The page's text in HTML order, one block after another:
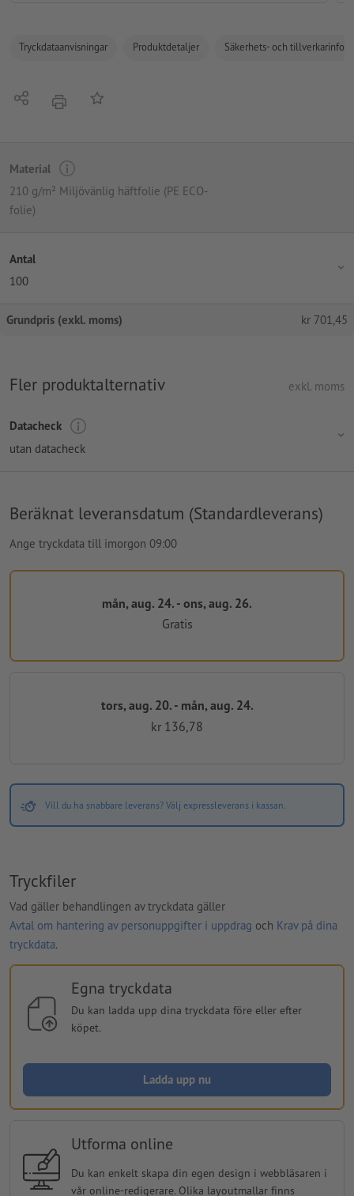
Tryckdataanvisningar Produktdetaljer Säkerhets- och
Dela erbjudandePå anteckningslistan
Material
210 g/m² Miljövänlig häftfolie (PE ECO-
folie)
Antal
100
Grundpris (exkl. moms) kr 701,45
Fler produktalternativ exkl. moms
Datacheck
utan datacheck
Beräknat leveransdatum (Standardleverans)
Ange tryckdata till imorgon 09:00
mån, aug. 24. - ons, aug. 26.
Gratis
tors, aug. 20. - mån, aug. 24.
kr 136,78
Vill du ha snabbare leverans? Välj expressleverans i kassan.
Tryckfiler
Vad gäller behandlingen av tryckdata gäller
Avtal om hantering av personuppgifter i uppdrag och Krav på dina
tryckdata.
Egna tryckdata
Du kan ladda upp dina tryckdata före eller efter
köpet.
Ladda upp nu
Utforma online
Du kan enkelt skapa din egen design i webbläsaren i
vår online-redigerare. Olika layoutmallar finns